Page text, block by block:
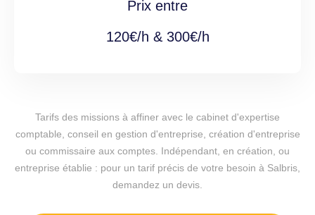
Prix entre
120€/h & 300€/h
Tarifs des missions à affiner avec le cabinet d'expertise
comptable, conseil en gestion d'entreprise, création d'entreprise
ou commissaire aux comptes. Indépendant, en création, ou
entreprise établie : pour un tarif précis de votre besoin à Salbris,
demandez un devis.